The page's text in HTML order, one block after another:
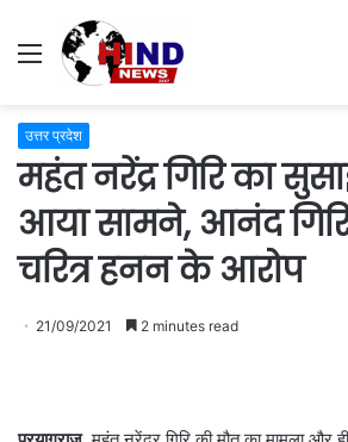
Menu
उत्तर प्रदेश
महंत नरेंद्र गिरि का
आया सामने, आनंद
चरित्र हनन के आरोप
21/09/2021 2 minutes read